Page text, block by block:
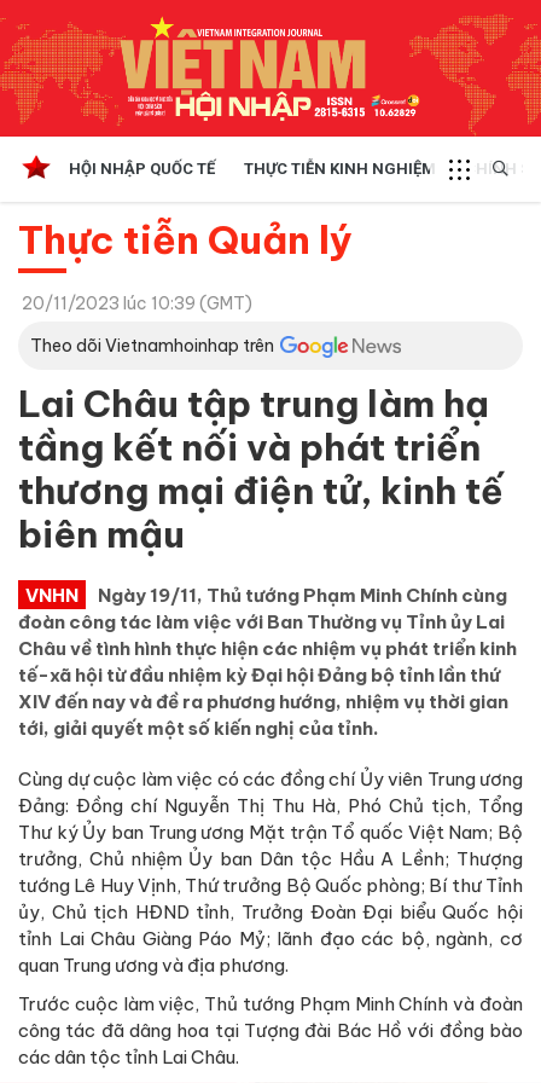
HỘI NHẬP QUỐC TẾ THỰC TIỄN KINH NGHIỆM CHÍNH
Thực tiễn Quản lý
20/11/2023 lúc 10:39 (GMT)
Theo dõi Vietnamhoinhap trên
Lai Châu tập trung làm hạ
tầng kết nối và phát triển
thương mại điện tử, kinh tế
biên mậu
VNHN
Ngày 19/11, Thủ tướng Phạm Minh Chính cùng
đoàn công tác làm việc với Ban Thường vụ Tỉnh ủy Lai
Châu về tình hình thực hiện các nhiệm vụ phát triển kinh
tế-xã hội từ đầu nhiệm kỳ Đại hội Đảng bộ tỉnh lần thứ
XIV đến nay và đề ra phương hướng, nhiệm vụ thời gian
tới, giải quyết một số kiến nghị của tỉnh.
Cùng dự cuộc làm việc có các đồng chí Ủy viên Trung ương
Đảng: Đồng chí Nguyễn Thị Thu Hà, Phó Chủ tịch, Tổng
Thư ký Ủy ban Trung ương Mặt trận Tổ quốc Việt Nam; Bộ
trưởng, Chủ nhiệm Ủy ban Dân tộc Hầu A Lềnh; Thượng
tướng Lê Huy Vịnh, Thứ trưởng Bộ Quốc phòng; Bí thư Tỉnh
ủy, Chủ tịch HĐND tỉnh, Trưởng Đoàn Đại biểu Quốc hội
tỉnh Lai Châu Giàng Páo Mỷ; lãnh đạo các bộ, ngành, cơ
quan Trung ương và địa phương.
Trước cuộc làm việc, Thủ tướng Phạm Minh Chính và đoàn
công tác đã dâng hoa tại Tượng đài Bác Hồ với đồng bào
các dân tộc tỉnh Lai Châu.